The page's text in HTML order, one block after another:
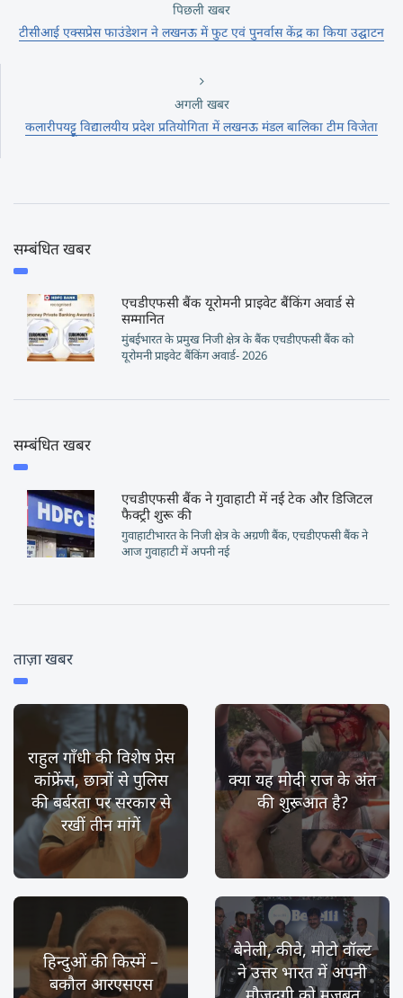
पिछली खबर
टीसीआई एक्सप्रेस फाउंडेशन ने लखनऊ में फुट एवं पुनर्वास केंद्र का किया उद्घाटन
अगली खबर
कलारीपयट्टू विद्यालयीय प्रदेश प्रतियोगिता में लखनऊ मंडल बालिका टीम विजेता
सम्बंधित खबर
एचडीएफसी बैंक यूरोमनी प्राइवेट बैंकिंग अवार्ड से
सम्मानित
मुंबईभारत के प्रमुख निजी क्षेत्र के बैंक एचडीएफसी बैंक को
यूरोमनी प्राइवेट बैंकिंग अवार्ड- 2026
सम्बंधित खबर
एचडीएफसी बैंक ने गुवाहाटी में नई टेक और डिजिटल
फैक्ट्री शुरू की
गुवाहाटीभारत के निजी क्षेत्र के अग्रणी बैंक, एचडीएफसी बैंक ने
आज गुवाहाटी में अपनी नई
ताज़ा खबर
राहुल गाँधी की विशेष प्रेस
कांफ्रेंस, छात्रों से पुलिस
की बर्बरता पर सरकार से
रखीं तीन मांगें
क्या यह मोदी राज के अंत
की शुरूआत है?
हिन्दुओं की किस्में –
बकौल आरएसएस
बेनेली, कीवे, मोटो वॉल्ट
ने उत्तर भारत में अपनी